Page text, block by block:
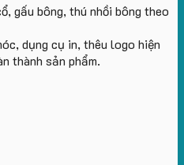
gấu bông, thú nhồi bông theo
dụng cụ in, thêu logo hiện
thành sản phẩm.